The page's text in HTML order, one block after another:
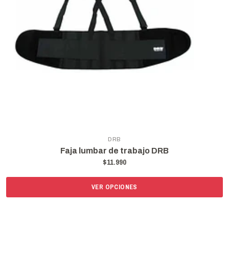
DRB
Faja lumbar de trabajo DRB
$11.990
VER OPCIONES